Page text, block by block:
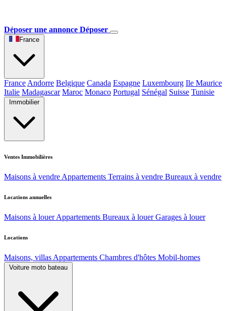
Déposer une annonce Déposer
France
France Andorre Belgique Canada Espagne Luxembourg Ile Maurice
Italie Madagascar Maroc Monaco Portugal Sénégal Suisse Tunisie
Immobilier
Ventes Immobilières
Maisons à vendre Appartements Terrains à vendre Bureaux à vendre
Locations annuelles
Maisons à louer Appartements Bureaux à louer Garages à louer
Locations
Maisons, villas Appartements Chambres d'hôtes Mobil-homes
Voiture moto bateau